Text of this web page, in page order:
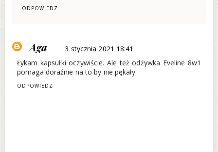
ODPOWIEDZ
Aga
3 stycznia 2021 18:41
Łykam kapsułki oczywiście. Ale też odżywka Eveline 8w1
pomaga doraźnie na to by nie pękały
ODPOWIEDZ